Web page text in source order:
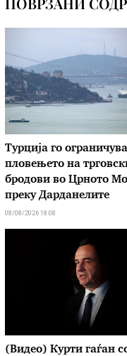
Турција го ограничува
пловењето на
бродови во Црното
преку Дарданелите
08/08/2026 18:08
(Видео) Курти гаѓан